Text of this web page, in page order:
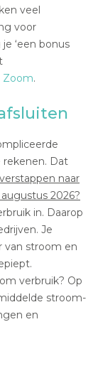
veel
voor
‘een bonus
Zoom.
rekenen. Dat
naar
2026?
in. Daarop
Je
van stroom en
verbruik? Op
stroom-
en